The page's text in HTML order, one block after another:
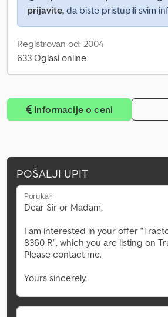
prijavite, da biste pristupili svim
Registrovan od: 2004
633 Oglasi online
Informacije o ceni
POŠALJI UPIT
Poruka*